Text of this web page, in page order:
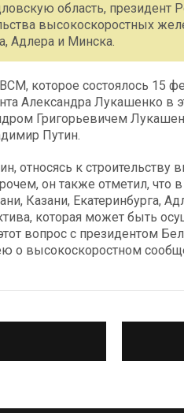
область, президент
высокоскоростных
Адлера и Минска.
которое состоялось 15
Александра Лукашенко в
Григорьевичем
Путин.
относясь к
он также отметил,
Казани, Екатеринбурга,
которая может быть
вопрос с президентом
о высокоскоростном